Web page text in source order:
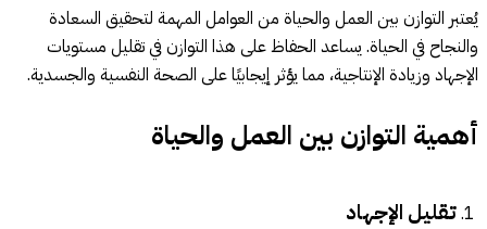
يُعتبر التوازن بين العمل والحياة من العوامل المهمة لتحقيق السعادة
والنجاح في الحياة. يساعد الحفاظ على هذا التوازن في تقليل مستويات
الإجهاد وزيادة الإنتاجية، مما يؤثر إيجابيًا على الصحة النفسية والجسدية.
أهمية التوازن بين العمل والحياة
تقليل الإجهاد